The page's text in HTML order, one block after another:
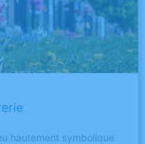
hautement symbolique